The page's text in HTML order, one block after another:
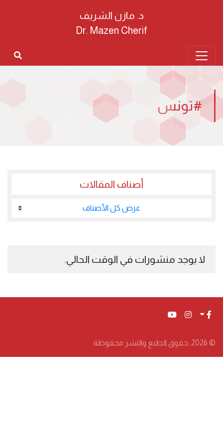
د. مازن الشريف
Dr. Mazen Cherif
#تونس
أصناف المقالات
عرض كل الأصناف
لا يوجد منشورات في الوقت الحالي.
© 2026. حقوق الطبع والنشر محفوظة.